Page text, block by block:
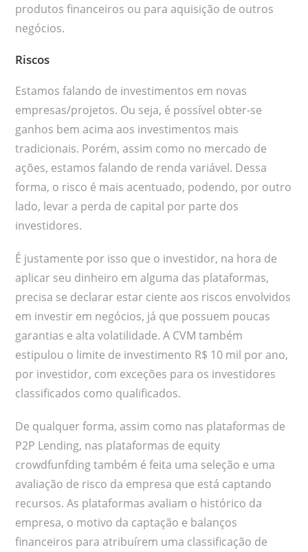
produtos financeiros ou para aquisição de outros
negócios.
Riscos
Estamos falando de investimentos em novas
empresas/projetos. Ou seja, é possível obter-se
ganhos bem acima aos investimentos mais
tradicionais. Porém, assim como no mercado de
ações, estamos falando de renda variável. Dessa
forma, o risco é mais acentuado, podendo, por outro
lado, levar a perda de capital por parte dos
investidores.
É justamente por isso que o investidor, na hora de
aplicar seu dinheiro em alguma das plataformas,
precisa se declarar estar ciente aos riscos envolvidos
em investir em negócios, já que possuem poucas
garantias e alta volatilidade. A CVM também
estipulou o limite de investimento R$ 10 mil por ano,
por investidor, com exceções para os investidores
classificados como qualificados.
De qualquer forma, assim como nas plataformas de
P2P Lending, nas plataformas de equity
crowdfunfding também é feita uma seleção e uma
avaliação de risco da empresa que está captando
recursos. As plataformas avaliam o histórico da
empresa, o motivo da captação e balanços
financeiros para atribuírem uma classificação de